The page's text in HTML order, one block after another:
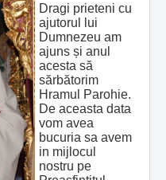
Dragi prieteni cu
ajutorul lui
Dumnezeu am
ajuns și anul
acesta să
sărbătorim
Hramul Parohie.
De aceasta data
vom avea
bucuria sa avem
in mijlocul
nostru pe